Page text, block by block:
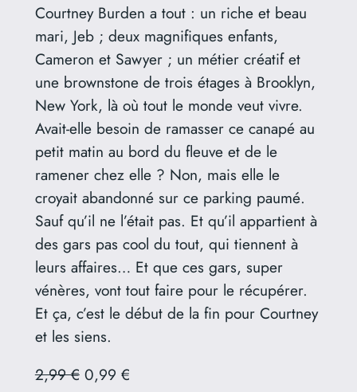
Courtney Burden a tout : un riche et beau
mari, Jeb ; deux magnifiques enfants,
Cameron et Sawyer ; un métier créatif et
une brownstone de trois étages à Brooklyn,
New York, là où tout le monde veut vivre.
Avait-elle besoin de ramasser ce canapé au
petit matin au bord du fleuve et de le
ramener chez elle ? Non, mais elle le
croyait abandonné sur ce parking paumé.
Sauf qu’il ne l’était pas. Et qu’il appartient à
des gars pas cool du tout, qui tiennent à
leurs affaires… Et que ces gars, super
vénères, vont tout faire pour le récupérer.
Et ça, c’est le début de la fin pour Courtney
et les siens.
2,99 €0,99 €